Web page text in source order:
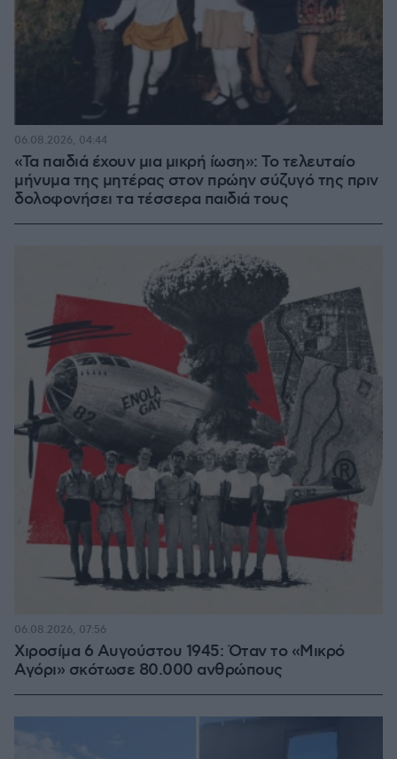
«Τα παιδιά έχουν μια μικρή ίωση»: Το τελευταίο
μήνυμα της μητέρας στον πρώην σύζυγό της πριν
δολοφονήσει τα τέσσερα παιδιά τους
06.08.2026, 04:44
Χιροσίμα 6 Αυγούστου 1945: Όταν το «Μικρό
Αγόρι» σκότωσε 80.000 ανθρώπους
06.08.2026, 07:56